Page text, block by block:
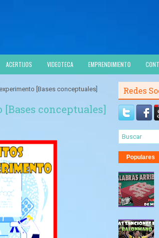
ACERTIJOS VIDEOTECA EMPRENDIMIENTO
[Bases conceptuales]
conceptuales]
Redes
Populares